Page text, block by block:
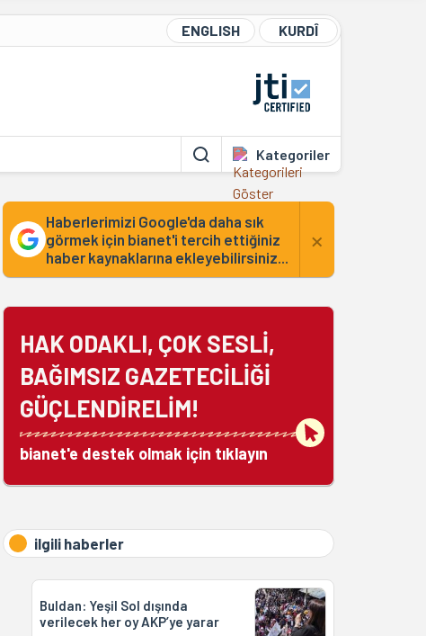
ENGLISH KURDÎ
Kategoriler
Haberlerimizi Google'da daha sık
görmek için bianet'i tercih ettiğiniz
haber kaynaklarına ekleyebilirsiniz...
×
HAK ODAKLI, ÇOK SESLİ,
BAĞIMSIZ GAZETECİLİĞİ
GÜÇLENDİRELİM!
bianet'e destek olmak için tıklayın
ilgili haberler
Buldan: Yeşil Sol dışında
verilecek her oy AKP’ye yarar